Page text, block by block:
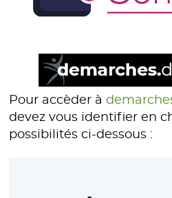
Pour accèder à
devez vous identifier en
possibilités ci-dessous :